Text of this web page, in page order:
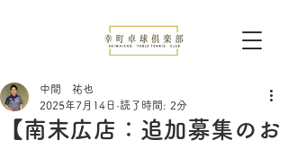
【南末広店：追加募集のお
中間 祐也
2025年7月14日 読了時間: 2分